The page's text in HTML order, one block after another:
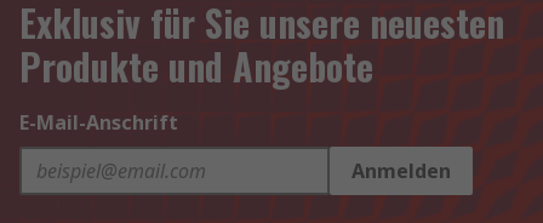
Exklusiv für Sie unsere neuesten
Produkte und Angebote
E-Mail-Anschrift
Anmelden